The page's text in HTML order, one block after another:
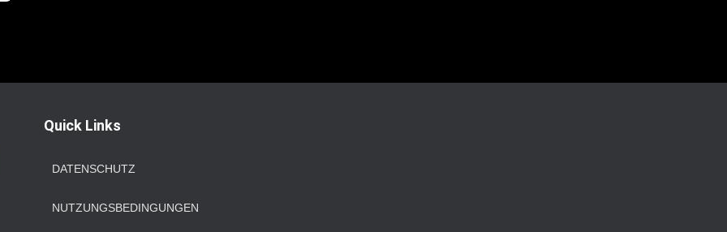
Quick Links
DATENSCHUTZ
NUTZUNGSBEDINGUNGEN